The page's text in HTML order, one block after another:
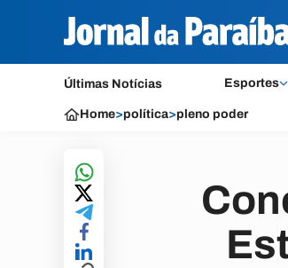
Últimas Notícias Esportes
Home>política>pleno poder